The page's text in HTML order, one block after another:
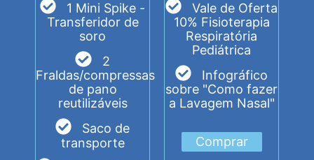
1 Mini Spike -
Transferidor de
soro
2
Fraldas/compressas
de pano
reutilizáveis
Saco de
transporte
Vale de Oferta
10% Fisioterapia
Respiratória
Pediátrica
Infográfico
sobre "Como fazer
a Lavagem Nasal"
Comprar